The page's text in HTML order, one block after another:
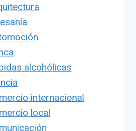
alcohólicas
internacional
local